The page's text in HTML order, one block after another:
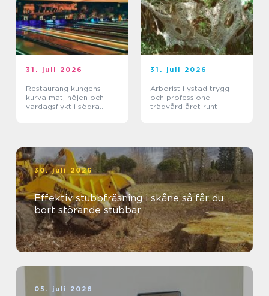
31. juli 2026
Restaurang kungens
kurva mat, nöjen och
vardagsflykt i södra
31. juli 2026
Arborist i ystad trygg
och professionell
trädvård året runt
30. juli 2026
Effektiv stubbfräsning i skåne så får du
bort störande stubbar
05. juli 2026